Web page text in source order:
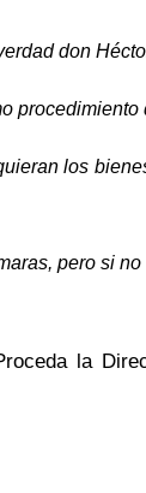
don
procedimiento
los
pero si
la